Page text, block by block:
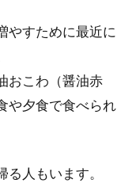
な表示方法で食品
の！？
ごく綺麗な色をしている
ませんか？それはもしか
やすために最近に
おこわ（醤油赤
や夕食で食べられ
人もいます。